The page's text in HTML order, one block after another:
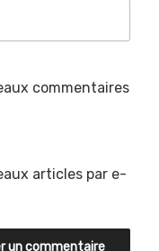
commentaires
articles par e-